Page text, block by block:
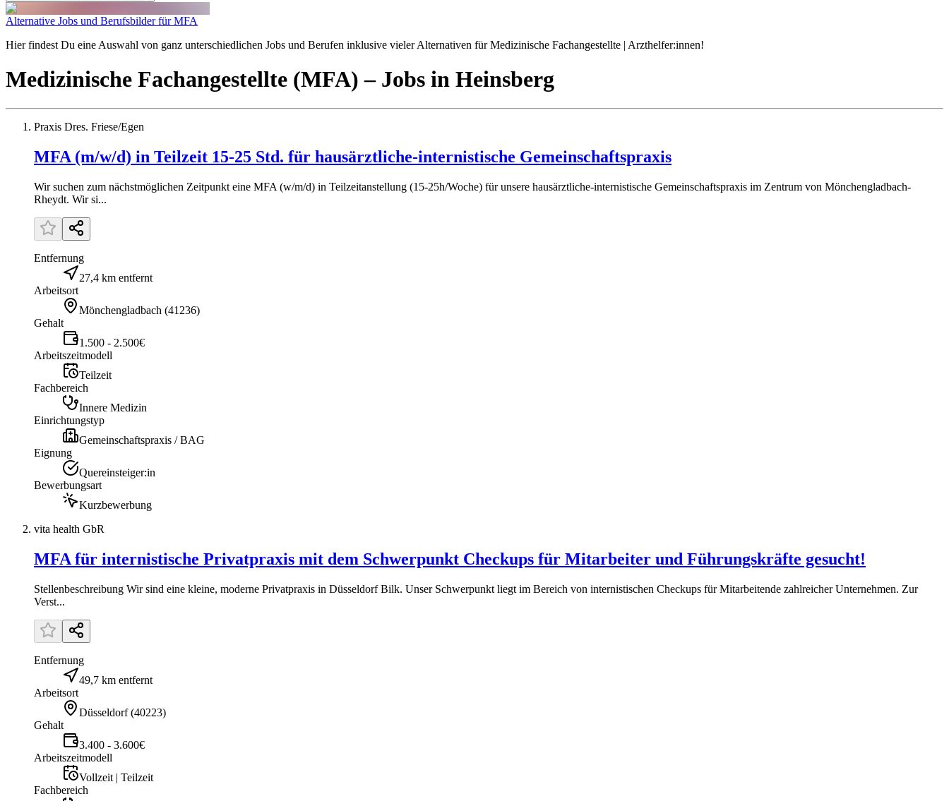
Alternative Jobs und Berufsbilder für MFA
Hier findest Du eine Auswahl von ganz unterschiedlichen Jobs und Berufen inklusive vieler Alternativen für Medizinische Fachangestellte | Arzthelfer:innen!
Medizinische Fachangestellte (MFA) – Jobs in Heinsberg
Praxis Dres. Friese/Egen
MFA (m/w/d) in Teilzeit 15-25 Std. für hausärztliche-internistische Gemeinschaftspraxis
Wir suchen zum nächstmöglichen Zeitpunkt eine MFA (w/m/d) in Teilzeitanstellung (15-25h/Woche) für unsere hausärztliche-internistische Gemeinschaftspraxis im Zentrum von Mönchengladbach-
Rheydt. Wir si...
Entfernung
27,4 km entfernt
Arbeitsort
Mönchengladbach (41236)
Gehalt
1.500 - 2.500€
Arbeitszeitmodell
Teilzeit
Fachbereich
Innere Medizin
Einrichtungstyp
Gemeinschaftspraxis / BAG
Eignung
Quereinsteiger:in
Bewerbungsart
Kurzbewerbung
vita health GbR
MFA für internistische Privatpraxis mit dem Schwerpunkt Checkups für Mitarbeiter und Führungskräfte gesucht!
Stellenbeschreibung Wir sind eine kleine, moderne Privatpraxis in Düsseldorf Bilk. Unser Schwerpunkt liegt im Bereich von internistischen Checkups für Mitarbeitende zahlreicher Unternehmen. Zur
Verst...
Entfernung
49,7 km entfernt
Arbeitsort
Düsseldorf (40223)
Gehalt
3.400 - 3.600€
Arbeitszeitmodell
Vollzeit | Teilzeit
Fachbereich